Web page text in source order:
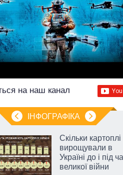
на наш канал
ІНФОГРАФІКА
Скільки картоплі
вирощували в
Україні до і під
великої війни